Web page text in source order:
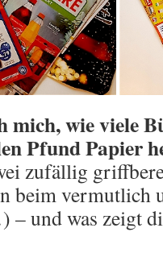
mich, wie viele
Pfund Papier
zufällig
beim vermutlich
– und was zeigt